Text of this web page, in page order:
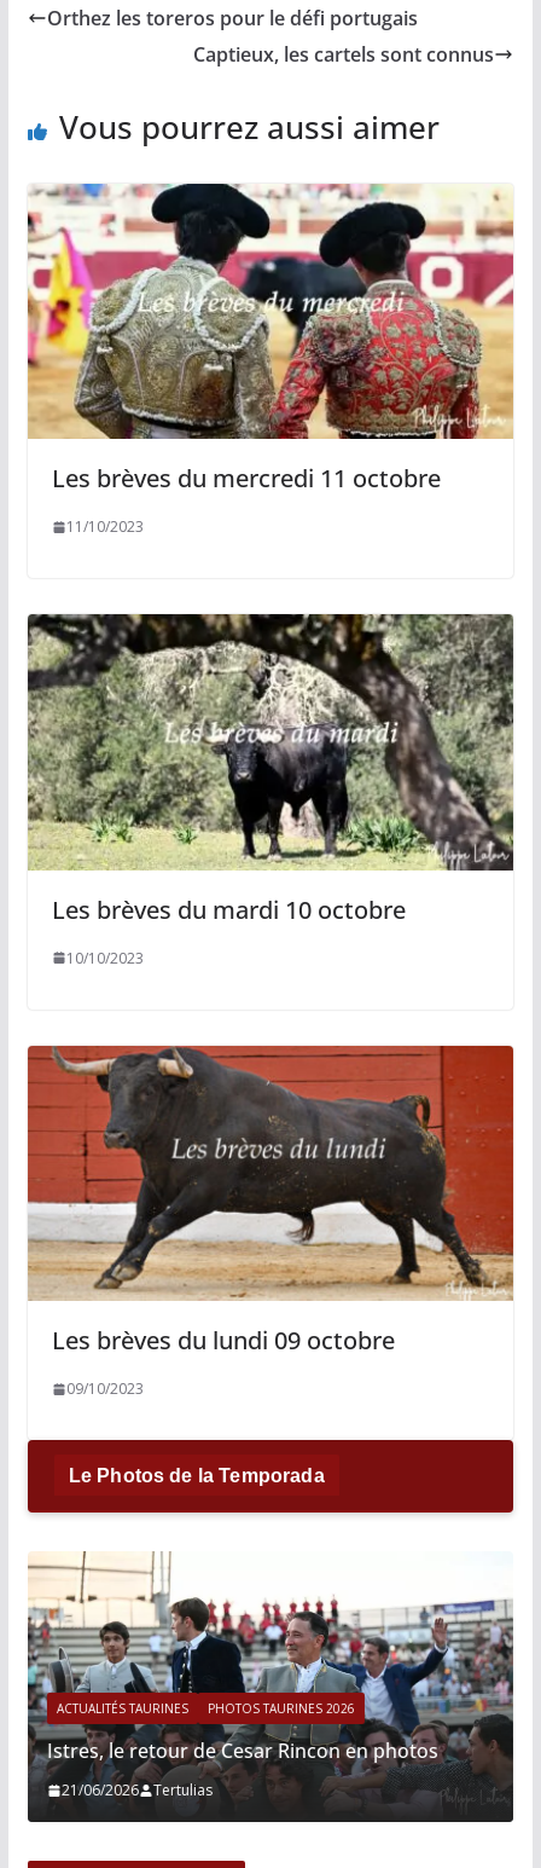
o
i
A
p
p
g
e
Orthez les toreros pour le défi portugais
Captieux, les cartels sont connus
Vous pourrez aussi aimer
Les brèves du mercredi 11 octobre
11/10/2023
Les brèves du mardi 10 octobre
10/10/2023
Les brèves du lundi 09 octobre
09/10/2023
Le Photos de la Temporada
ACTUALITÉS TAURINES PHOTOS TAURINES 2026
Istres, le retour de Cesar Rincon en photos
21/06/2026 Tertulias